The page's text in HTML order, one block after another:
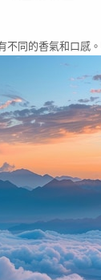
不同的香氣和口感